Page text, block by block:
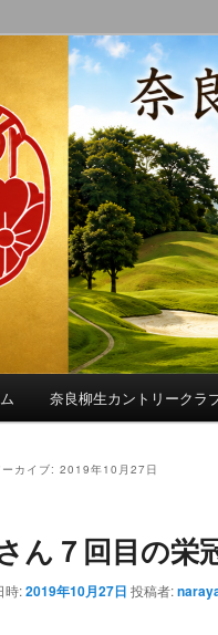
柳生カント
の話題、クラブの出来事、コ
発信します。
奈良柳生カントリークラ
カイブ: 2019年10月27日
ん７回目の栄
時:2019年10月27日 投稿者: